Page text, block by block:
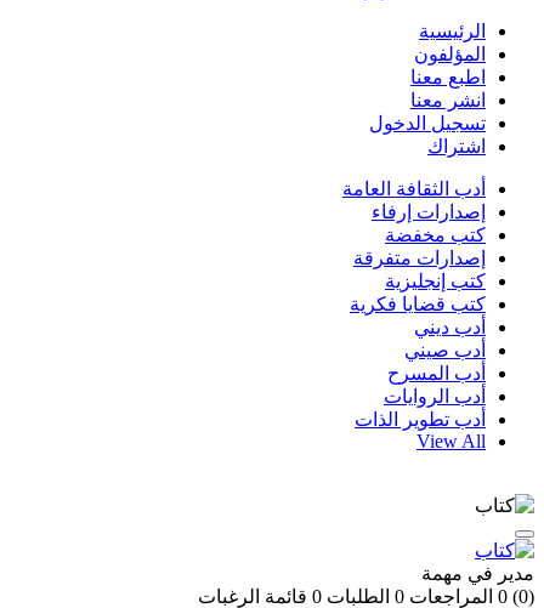
الرئيسية
المؤلفون
اطبع معنا
انشر معنا
تسجيل الدخول
اشتراك
أدب الثقافة العامة
إصدارات إرفاء
كتب مخفضة
إصدارات متفرقة
كتب إنجليزية
كتب قضايا فكرية
أدب ديني
أدب صيني
أدب المسرح
أدب الروايات
أدب تطوير الذات
View All
مدير في مهمة
(0)
0 المراجعات 0 الطلبات 0 قائمة الرغبات